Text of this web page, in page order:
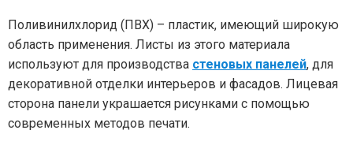
Поливинилхлорид (ПВХ) – пластик, имеющий широкую
область применения. Листы из этого материала
используют для производства стеновых панелей, для
декоративной отделки интерьеров и фасадов. Лицевая
сторона панели украшается рисунками с помощью
современных методов печати.